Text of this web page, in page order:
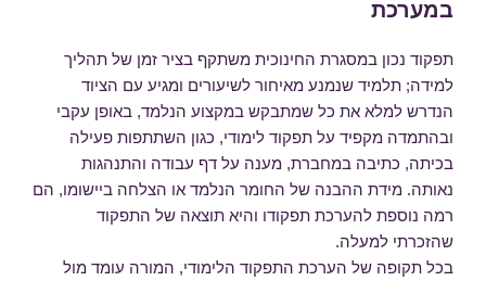
במערכת
תפקוד נכון במסגרת החינוכית משתקף בציר זמן של תהליך
למידה; תלמיד שנמנע מאיחור לשיעורים ומגיע עם הציוד
הנדרש למלא את כל שמתבקש במקצוע הנלמד, באופן עקבי
ובהתמדה מקפיד על תפקוד לימודי, כגון השתתפות פעילה
בכיתה, כתיבה במחברת, מענה על דף עבודה והתנהגות
נאותה. מידת ההבנה של החומר הנלמד או הצלחה ביישומו, הם
רמה נוספת להערכת תפקודו והיא תוצאה של התפקוד
שהזכרתי למעלה.
בכל תקופה של הערכת התפקוד הלימודי, המורה עומד מול